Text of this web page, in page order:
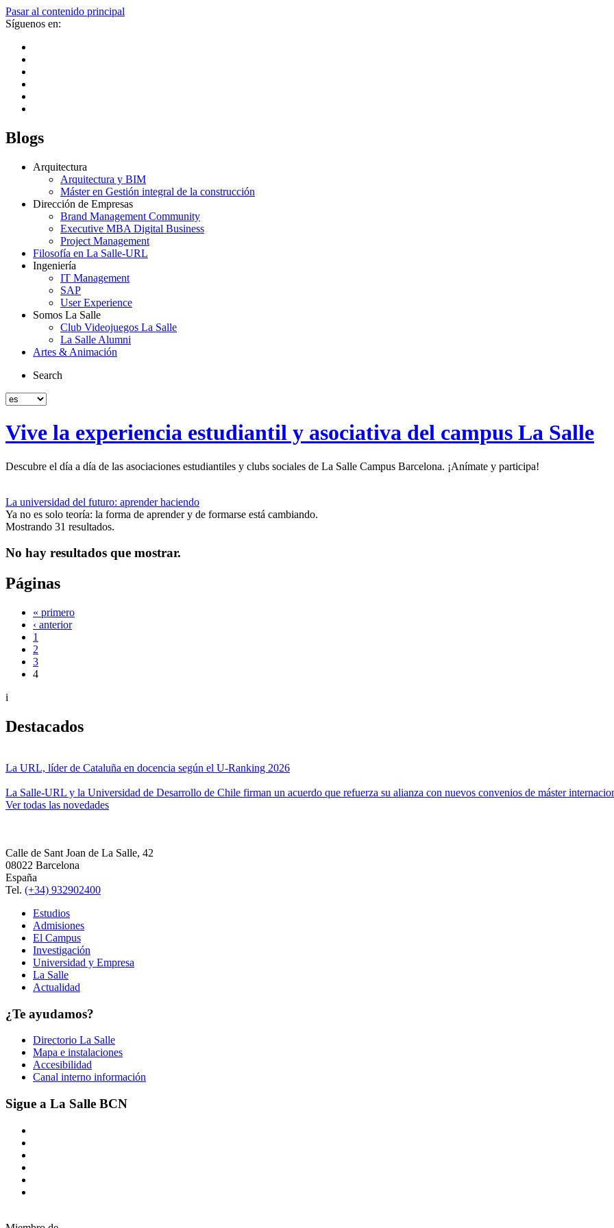
Pasar al contenido principal
Síguenos en:
Blogs
Arquitectura
Arquitectura y BIM
Máster en Gestión integral de la construcción
Dirección de Empresas
Brand Management Community
Executive MBA Digital Business
Project Management
Filosofía en La Salle-URL
Ingeniería
IT Management
SAP
User Experience
Somos La Salle
Club Videojuegos La Salle
La Salle Alumni
Artes & Animación
Search
Vive la experiencia estudiantil y asociativa del campus La Salle
Descubre el día a día de las asociaciones estudiantiles y clubs sociales de La Salle Campus Barcelona. ¡Anímate y participa!
La universidad del futuro: aprender haciendo
Ya no es solo teoría: la forma de aprender y de formarse está cambiando.
Mostrando 31 resultados.
No hay resultados que mostrar.
Páginas
« primero
‹ anterior
1
2
3
4
i
Destacados
La URL, líder de Cataluña en docencia según el U-Ranking 2026
La Salle-URL y la Universidad de Desarrollo de Chile firman un acuerdo que refuerza su alianza con nuevos convenios de máster
Ver todas las novedades
Calle de Sant Joan de La Salle, 42
08022 Barcelona
España
Tel. (+34) 932902400
Estudios
Admisiones
El Campus
Investigación
Universidad y Empresa
La Salle
Actualidad
¿Te ayudamos?
Directorio La Salle
Mapa e instalaciones
Accesibilidad
Canal interno información
Sigue a La Salle BCN